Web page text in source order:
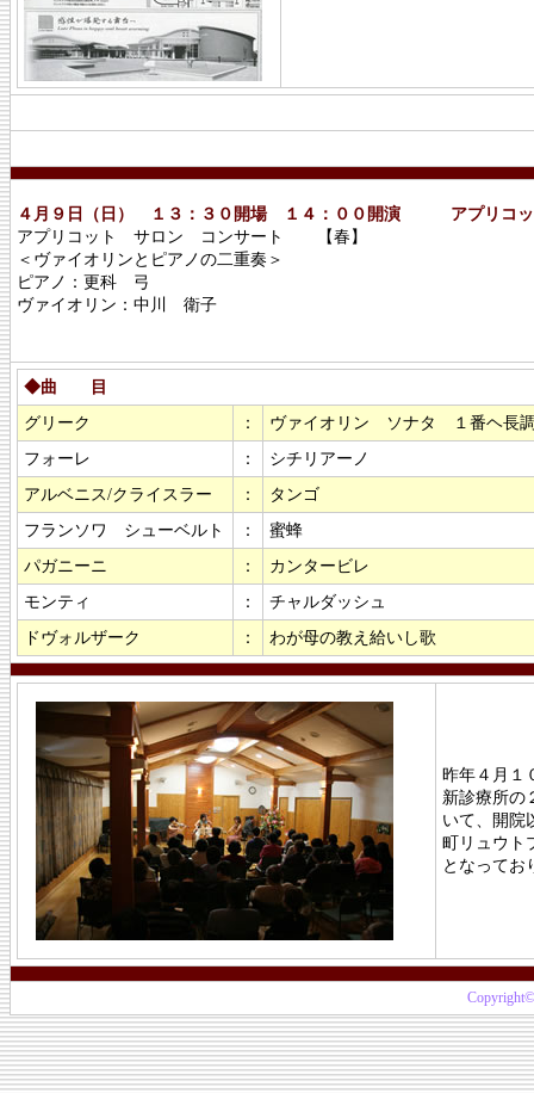
４月９日（日） １３：３０開場 １４：００開演 アプリコッ
アプリコット サロン コンサート 【春】
＜ヴァイオリンとピアノの二重奏＞
ピアノ：更科 弓
ヴァイオリン：中川 衛子
◆曲 目
グリーク
：
ヴァイオリン ソナタ １番ヘ長
フォーレ
：
シチリアーノ
アルベニス/クライスラー
：
タンゴ
フランソワ シューベルト
：
蜜蜂
パガニーニ
：
カンタービレ
モンティ
：
チャルダッシュ
ドヴォルザーク
： わが母の教え給いし歌
昨年４月１
新診療所の
いて、開院
町リュウト
となってお